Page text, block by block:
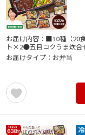
お届け内容：■10種（20
ト×2●五目コクうま炊
お届けタイプ：お弁当